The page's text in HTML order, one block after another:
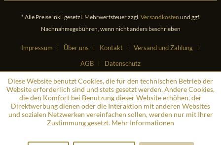
* Alle Preise inkl. gesetzl. Mehrwertsteuer zzgl. Versandkosten und ggf.
Nachnahmegebühren, wenn nicht anders beschrieben
Impressum Über uns Kontakt
Versand und Zahlung
AGB
Datenschutz
Diese Website benutzt Cookies, die für den technischen Betrieb der
Website erforderlich sind und stets gesetzt werden. Andere Cookies,
die den Komfort bei Benutzung dieser Website erhöhen, der
Direktwerbung dienen oder die Interaktion mit anderen Websites
und sozialen Netzwerken vereinfachen sollen, werden nur mit Ihrer
Zustimmung gesetzt. Mehr Informationen